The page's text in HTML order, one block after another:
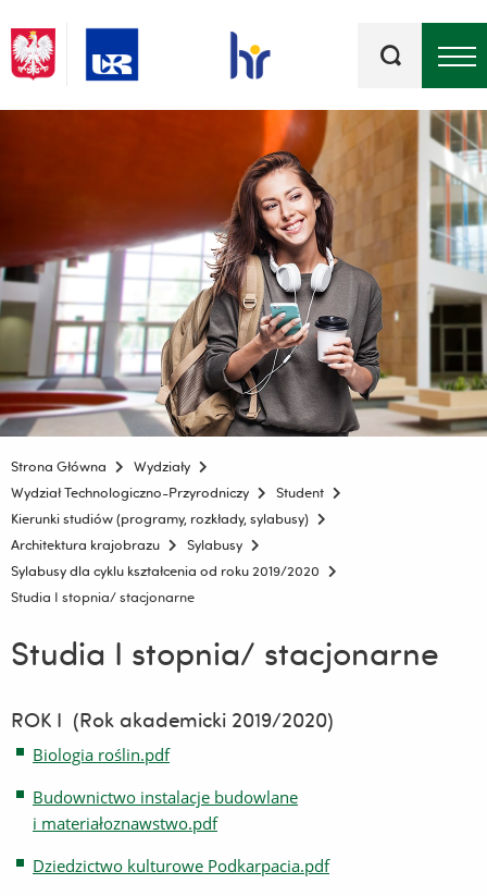
kluczowe
Strona Główna
Wydziały
Wydział Technologiczno-Przyrodniczy
Student
Kierunki studiów (programy, rozkłady, sylabusy)
Architektura krajobrazu
Sylabusy
Sylabusy dla cyklu kształcenia od roku 2019/2020
Studia I stopnia/ stacjonarne
Studia I stopnia/ stacjonarne
ROK I (Rok akademicki 2019/2020)
Biologia roślin.pdf
Budownictwo instalacje budowlane
i materiałoznawstwo.pdf
Dziedzictwo kulturowe Podkarpacia.pdf